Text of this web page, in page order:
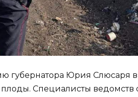
губернатора Юрия Слюсаря в
Специалисты ведомств